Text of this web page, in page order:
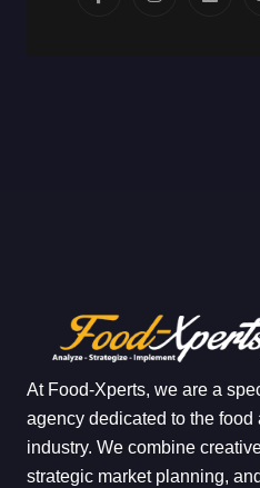
At Food-Xperts, we are a
agency dedicated to the food
industry. We combine
strategic market planning,